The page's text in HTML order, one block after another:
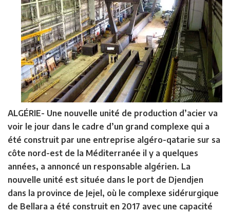
ALGÉRIE- Une nouvelle unité de production d’acier va
voir le jour dans le cadre d’un grand complexe qui a
été construit par une entreprise algéro-qatarie sur sa
côte nord-est de la Méditerranée il y a quelques
années, a annoncé un responsable algérien. La
nouvelle unité est située dans le port de Djendjen
dans la province de Jejel, où le complexe sidérurgique
de Bellara a été construit en 2017 avec une capacité